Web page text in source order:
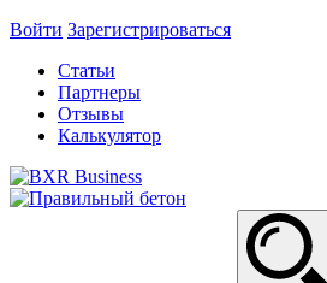
Войти Зарегистрироваться
Статьи
Партнеры
Отзывы
Калькулятор